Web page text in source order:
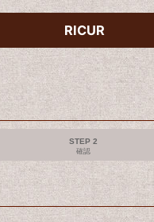
RICUR
STEP 2
確認